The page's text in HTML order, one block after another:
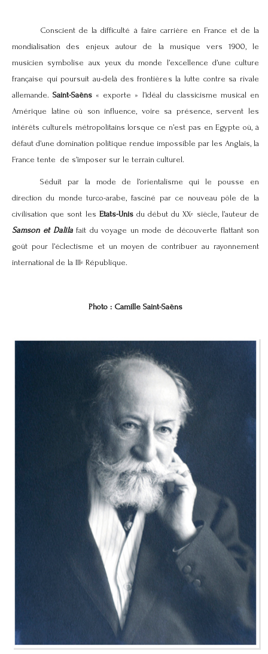
Conscient de la difficulté à faire carrière en France et de la
mondialisation des enjeux autour de la musique vers 1900, le
musicien symbolise aux yeux du monde l’excellence d’une culture
française qui poursuit au-delà des frontières la lutte contre sa rivale
allemande.Saint-Saëns « exporte » l’idéal du classicisme musical en
Amérique latine où son influence, voire sa présence, servent les
intérêts culturels métropolitains lorsque ce n’est pas en Egypte où, à
défaut d’une domination politique rendue impossible par les Anglais, la
France tente de s’imposer sur le terrain culturel.
Séduit par la mode de l’orientalisme qui le pousse en
direction du monde turco-arabe, fasciné par ce nouveau pôle de la
civilisation que sont les Etats-Unisdu début du XXe
siècle, l’auteur de
Samson et Dalilafait du voyage un mode de découverte flattant son
goût pour l’éclectisme et un moyen de contribuer au rayonnement
international de la IIIe République.
Photo : Camille Saint-Saëns